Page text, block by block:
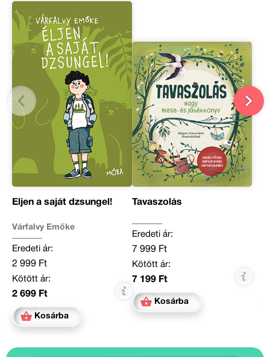
Éljen a saját dzsungel!
Várfalvy Emőke
Eredeti ár:
2 999 Ft
Kötött ár:
2 699 Ft
Kosárba
Tavaszolás
Eredeti ár:
7 999 Ft
Kötött ár:
7 199 Ft
Kosárba